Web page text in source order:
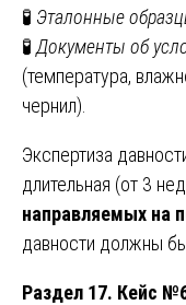
🧪 Эталонные
🧪 Документы об
(температура,
чернил).
Экспертиза
длительная (от 3
направляемых на
давности должны
Раздел 17. Кейс